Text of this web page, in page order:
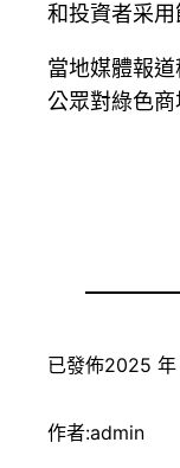
和投資者采
當地媒體報
公眾對綠色商
已發佈2025 年
作者:admin